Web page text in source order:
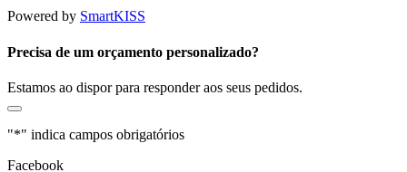
Powered by SmartKISS
Precisa de um orçamento personalizado?
Estamos ao dispor para responder aos seus pedidos.
"*" indica campos obrigatórios
Facebook